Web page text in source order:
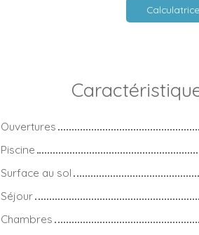
Calculatrice
Ouvertures
Piscine
Surface au sol
Séjour
Chambres